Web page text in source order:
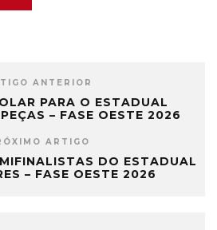
ANTERIOR
PARA O ESTADUAL
– FASE OESTE 2026
ARTIGO
DO ESTADUAL
– FASE OESTE 2026